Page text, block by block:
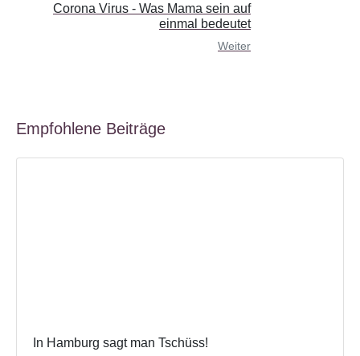
Corona Virus - Was Mama sein auf
einmal bedeutet
Weiter
Empfohlene Beiträge
In Hamburg sagt man Tschüss!